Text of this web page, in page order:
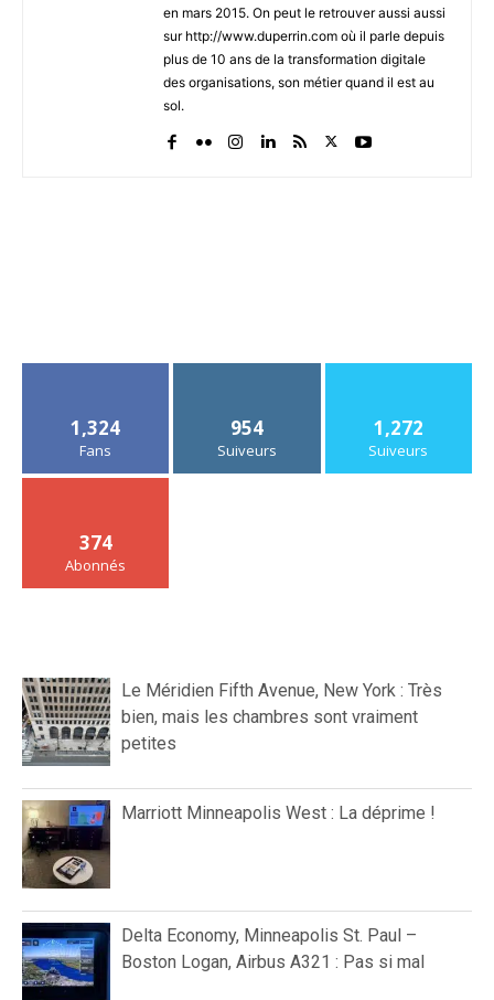
en mars 2015. On peut le retrouver aussi aussi
sur http://www.duperrin.com où il parle depuis
plus de 10 ans de la transformation digitale
des organisations, son métier quand il est au
sol.
1,324
Fans
954
Suiveurs
1,272
Suiveurs
374
Abonnés
Le Méridien Fifth Avenue, New York : Très
bien, mais les chambres sont vraiment
petites
Marriott Minneapolis West : La déprime !
Delta Economy, Minneapolis St. Paul –
Boston Logan, Airbus A321 : Pas si mal